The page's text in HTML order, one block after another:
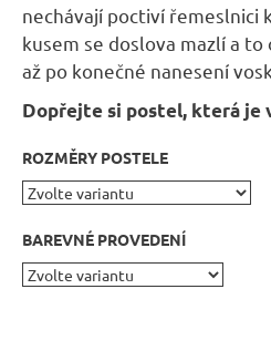
nechávají poctiví řemeslnici
kusem se doslova mazlí a
až po konečné nanesení
Dopřejte si postel, která je
ROZMĚRY POSTELE
BAREVNÉ PROVEDENÍ
D
o
p
o
r
u
č
u